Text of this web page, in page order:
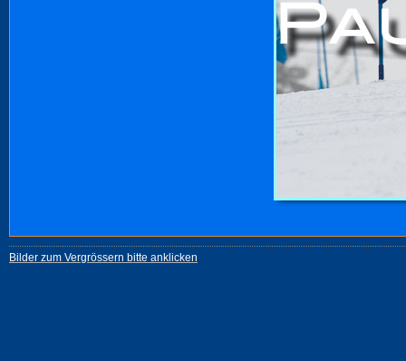
Bilder zum Vergrössern bitte anklicken